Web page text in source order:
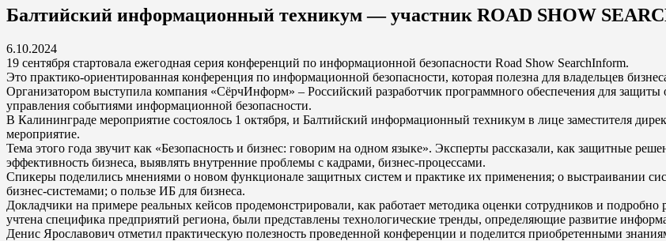
Балтийский информационный техникум — участник ROAD SHOW
6.10.2024
19 сентября стартовала ежегодная серия конференций по информационной безопасности Road Show SearchInform.
Это практико-ориентированная конференция по информационной безопасности, которая полезна для владельцев
Организатором выступила компания «СёрчИнформ» – Российский разработчик программного обеспечения для
управления событиями информационной безопасности.
В Калининграде мероприятие состоялось 1 октября, и Балтийский информационный техникум в лице заместителя
мероприятие.
Тема этого года звучит как «Безопасность и бизнес: говорим на одном языке». Эксперты рассказали, как защитные
эффективность бизнеса, выявлять внутренние проблемы с кадрами, бизнес-процессами.
Спикеры поделились мнениями о новом функционале защитных систем и практике их применения; о выстраивании
бизнес-системами; о пользе ИБ для бизнеса.
Докладчики на примере реальных кейсов продемонстрировали, как работает методика оценки сотрудников и
учтена специфика предприятий региона, были представлены технологические тренды, определяющие развитие
Денис Ярославович отметил практическую полезность проведенной конференции и поделится приобретенными